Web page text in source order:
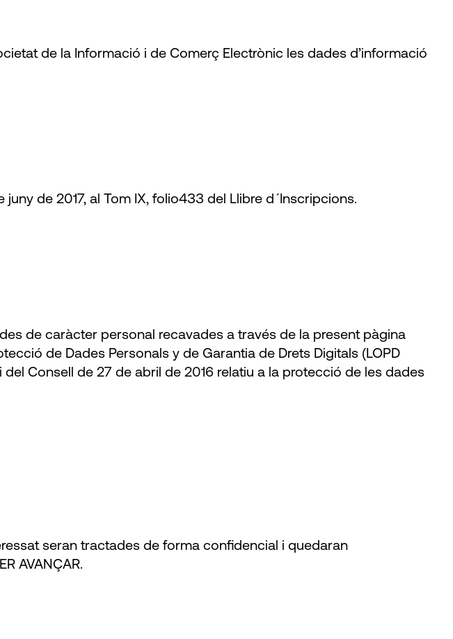
de la Informació i de Comerç Electrònic les dades d’informació
de 2017, al Tom IX, folio433 del Llibre d´Inscripcions.
de caràcter personal recavades a través de la present pàgina
de Dades Personals y de Garantia de Drets Digitals (LOPD
Consell de 27 de abril de 2016 relatiu a la protecció de les dades
seran tractades de forma confidencial i quedaran
AVANÇAR.